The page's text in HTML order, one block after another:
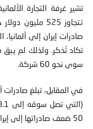
تشير غرفة التجارة
تكاد تُذكر. ولذلك لم يبق
سوى نحو 60 شركة.
في المقابل، تبلغ
50 ضعف صادراتها إلى إيران.